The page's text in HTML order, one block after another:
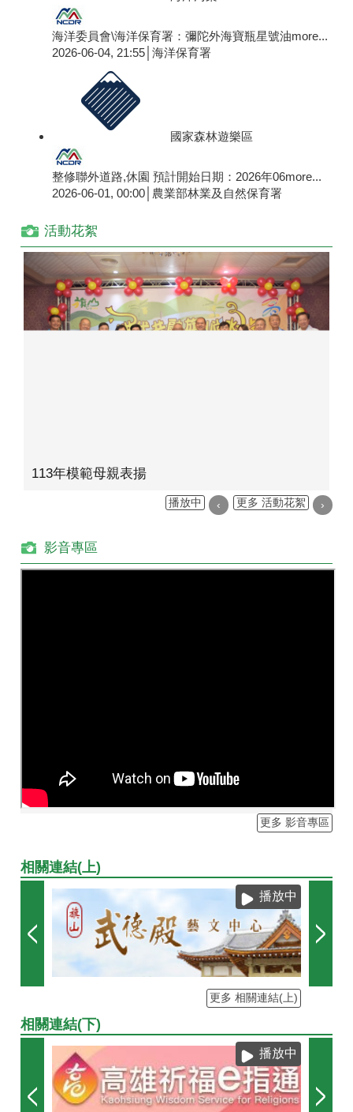
海洋委員會\海洋保育署：彌陀外海寶瓶星號油more...
2026-06-04, 21:55│海洋保育署
國家森林遊樂區
整修聯外道路,休園 預計開始日期：2026年06more...
2026-06-01, 00:00│農業部林業及自然保育署
活動花絮
113年模範母親表揚
播放中 ‹ 更多 活動花絮 ›
影音專區
更多 影音專區
相關連結(上)
播放中
更多 相關連結(上)
相關連結(下)
播放中